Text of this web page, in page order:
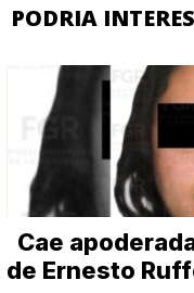
PODRIA
Cae
de Ernesto